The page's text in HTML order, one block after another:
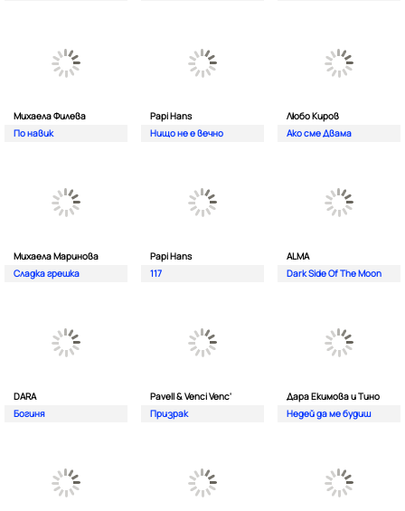
Михаела Филева
По навик
Papi Hans
Нищо не е вечно
Любо Киров
Ако сме Двама
Михаела Маринова
Сладка грешка
Papi Hans
117
ALMA
Dark Side Of The Moon
DARA
Богиня
Pavell & Venci Venc'
Призрак
Дара Екимова и Тино
Недей да ме будиш